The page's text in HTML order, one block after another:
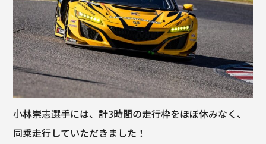
小林崇志選手には、計3時間の走行枠をほぼ休みなく、
同乗走行していただきました！